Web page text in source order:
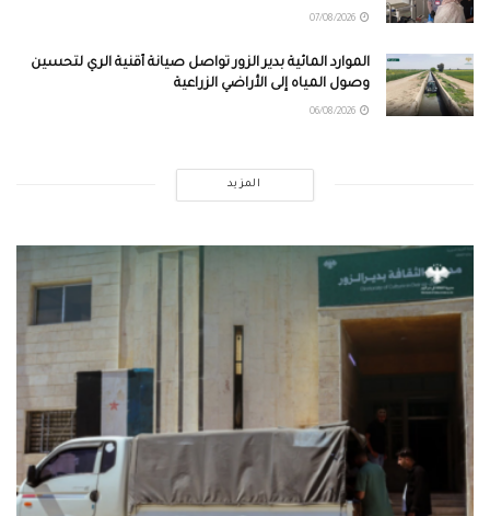
الموارد المائية بدير الزور تواصل صيانة أقنية الري لتحسين
وصول المياه إلى الأراضي الزراعية
المزيد